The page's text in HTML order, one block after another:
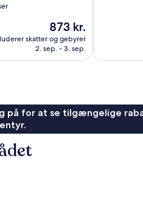
Prisen
er
873 kr.
873 kr.
skatter og gebyrer
2. sep. - 3. sep.
på for at se tilgængelige